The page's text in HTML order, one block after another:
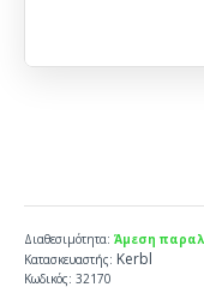
Διαθεσιμότητα: Άμεση
Κατασκευαστής: Kerbl
Κωδικός: 32170